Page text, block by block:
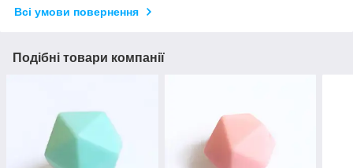
Всі умови повернення
Подібні товари компанії